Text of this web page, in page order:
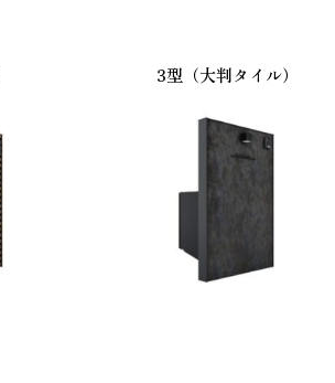
3型（大判タイル）